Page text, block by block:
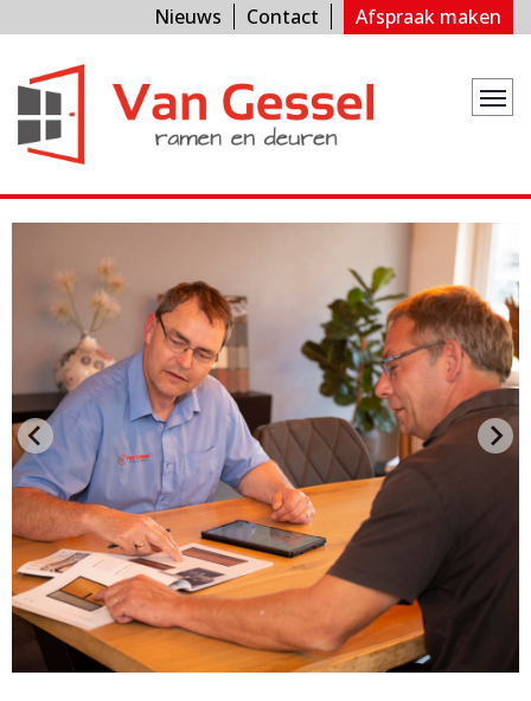
Nieuws Contact Afspraak maken